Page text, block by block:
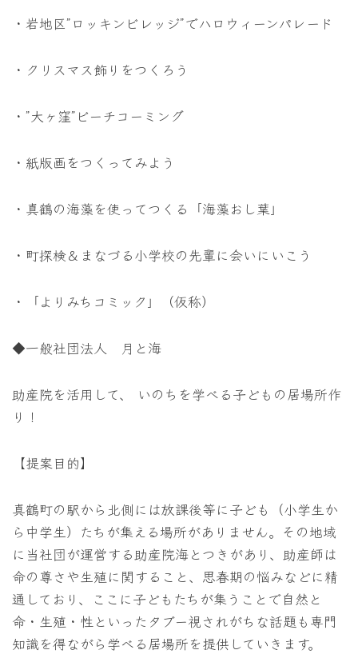
・岩地区”ロッキンビレッジ”でハロウィーンパレード
・クリスマス飾りをつくろう
・”大ヶ窪”ビーチコーミング
・紙版画をつくってみよう
・真鶴の海藻を使ってつくる「海藻おし葉」
・町探検＆まなづる小学校の先輩に会いにいこう
・「よりみちコミック」（仮称）
◆一般社団法人 月と海
助産院を活用して、 いのちを学べる子どもの居場所作
り！
【提案目的】
真鶴町の駅から北側には放課後等に子ども（小学生か
ら中学生）たちが集える場所がありません。その地域
に当社団が運営する助産院海とつきがあり、助産師は
命の尊さや生殖に関すること、思春期の悩みなどに精
通しており、ここに子どもたちが集うことで自然と
命・生殖・性といったタブー視されがちな話題も専門
知識を得ながら学べる居場所を提供していきます。